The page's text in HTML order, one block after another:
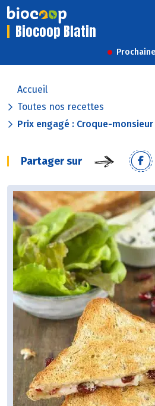
Biocoop Blatin
Accueil
Toutes nos recettes
Prix engagé : Croque-
Partager sur